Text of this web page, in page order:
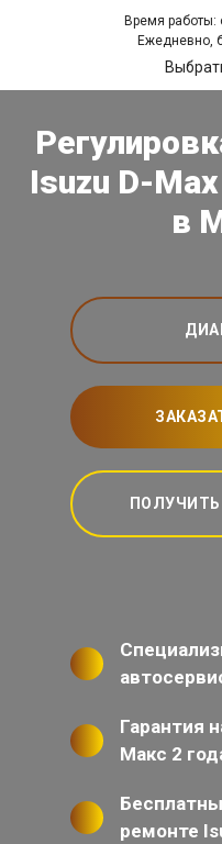
Время работы:
Ежедневно,
Isuzu D-
в
Гарантия
Макс 2
ремонте